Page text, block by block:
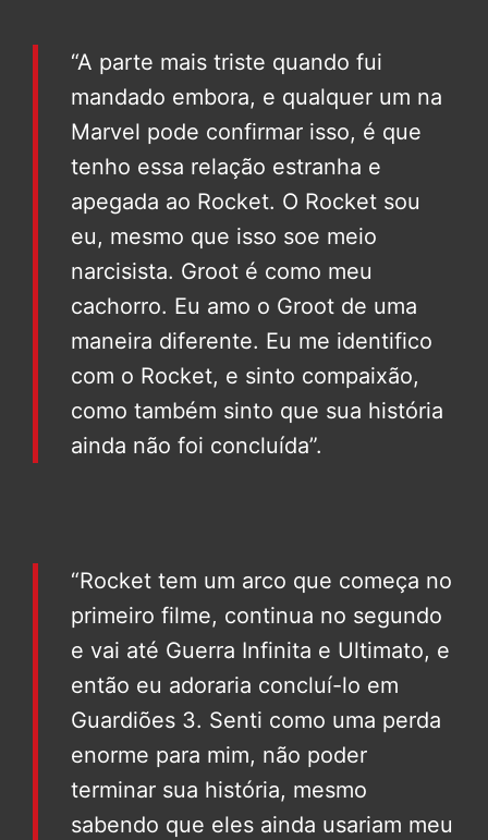
“A parte mais triste quando fui
mandado embora, e qualquer um na
Marvel pode confirmar isso, é que
tenho essa relação estranha e
apegada ao Rocket. O Rocket sou
eu, mesmo que isso soe meio
narcisista. Groot é como meu
cachorro. Eu amo o Groot de uma
maneira diferente. Eu me identifico
com o Rocket, e sinto compaixão,
como também sinto que sua história
ainda não foi concluída”.
“Rocket tem um arco que começa no
primeiro filme, continua no segundo
e vai até Guerra Infinita e Ultimato, e
então eu adoraria concluí-lo em
Guardiões 3. Senti como uma perda
enorme para mim, não poder
terminar sua história, mesmo
sabendo que eles ainda usariam meu